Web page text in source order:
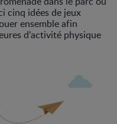
cinq idées de jeux
ensemble afin
d’activité physique